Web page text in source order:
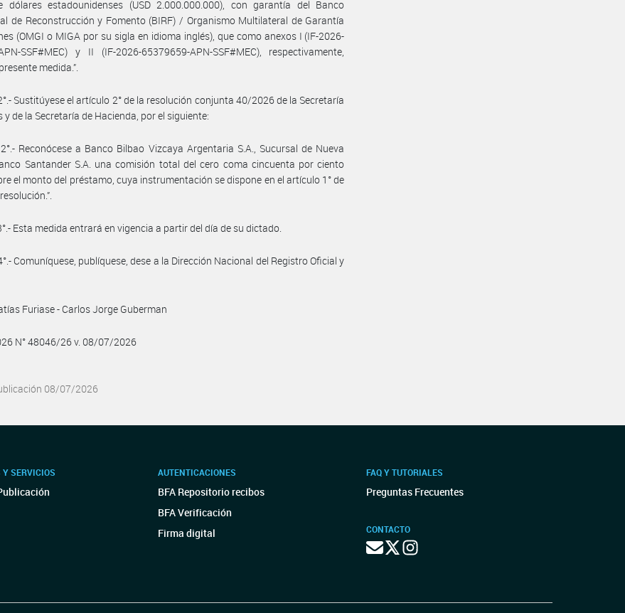
dólares estadounidenses (USD 2.000.000.000), con garantía del Banco
de Reconstrucción y Fomento (BIRF) / Organismo Multilateral de Garantía
(OMGI o MIGA por su sigla en idioma inglés), que como anexos I (IF-2026-
SSF#MEC) y II (IF-2026-65379659-APN-SSF#MEC), respectivamente,
medida.”.
Sustitúyese el artículo 2° de la resolución conjunta 40/2026 de la Secretaría
y de la Secretaría de Hacienda, por el siguiente:
2°.- Reconócese a Banco Bilbao Vizcaya Argentaria S.A., Sucursal de Nueva
Santander S.A. una comisión total del cero coma cincuenta por ciento
el monto del préstamo, cuya instrumentación se dispone en el artículo 1° de
Esta medida entrará en vigencia a partir del día de su dictado.
Comuníquese, publíquese, dese a la Dirección Nacional del Registro Oficial y
Furiase - Carlos Jorge Guberman
N° 48046/26 v. 08/07/2026
08/07/2026
Y SERVICIOS AUTENTICACIONES
BFA Repositorio recibos
BFA Verificación
Firma digital
FAQ Y TUTORIALES
Preguntas Frecuentes
CONTACTO